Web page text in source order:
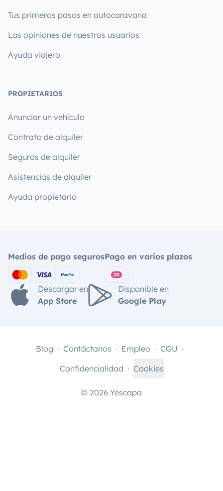
Tus primeros pasos en autocaravana
Las opiniones de nuestros usuarios
Ayuda viajero
PROPIETARIOS
Anunciar un vehículo
Contrato de alquiler
Seguros de alquiler
Asistencias de alquiler
Ayuda propietario
Medios de pago segurosPago en varios plazos
Descargar en
App Store
Disponible en
Google Play
© 2026 Yescapa
Blog Contáctanos Empleo
CGU
Confidencialidad
Cookies